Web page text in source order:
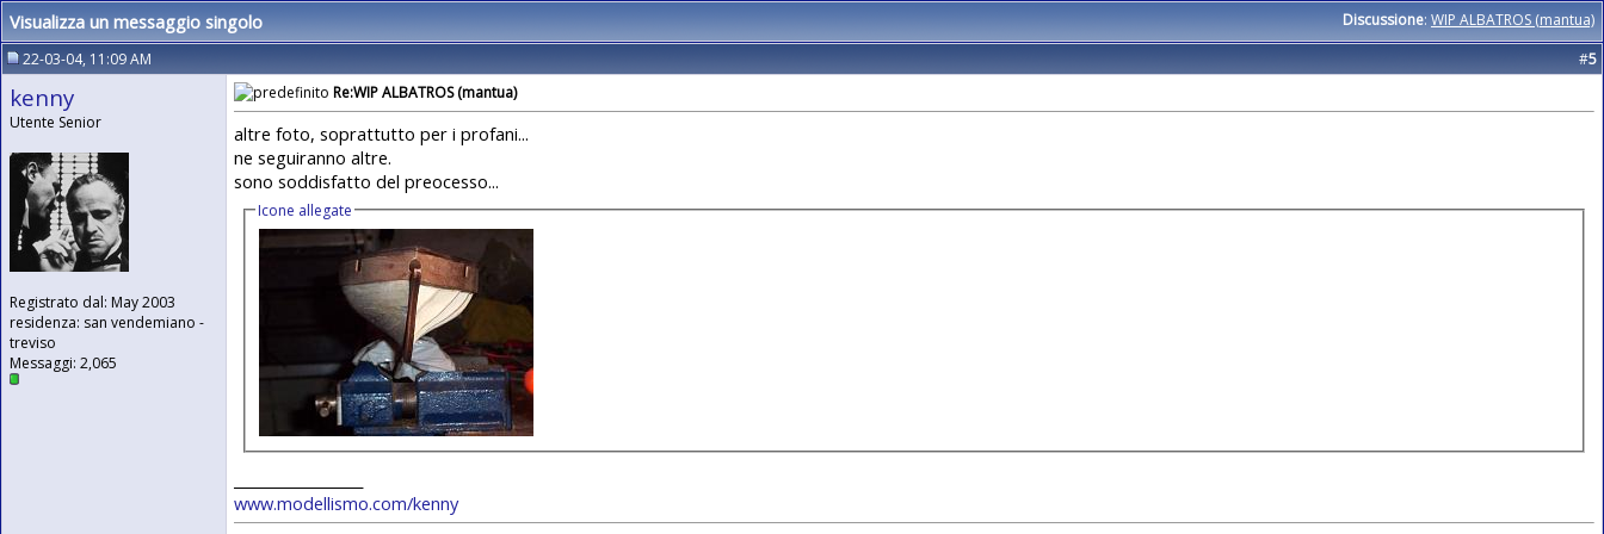
Discussione: WIP ALBATROS (mantua)
Visualizza un messaggio singolo
22-03-04, 11:09 AM #5
kenny
Utente Senior
Registrato dal: May 2003
residenza: san vendemiano -
treviso
Messaggi: 2,065
Re:WIP ALBATROS (mantua)
altre foto, soprattutto per i profani...
ne seguiranno altre.
sono soddisfatto del preocesso...
Icone allegate
www.modellismo.com/kenny